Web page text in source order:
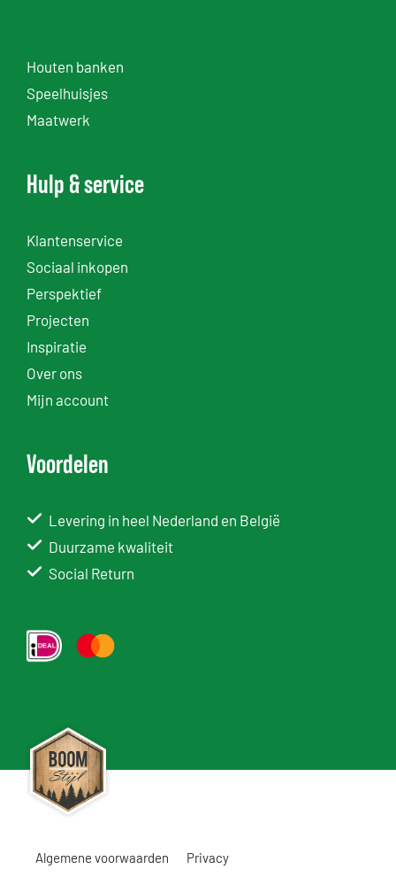
Houten banken
Speelhuisjes
Maatwerk
Hulp & service
Klantenservice
Sociaal inkopen
Perspektief
Projecten
Inspiratie
Over ons
Mijn account
Voordelen
Levering in heel Nederland en België
Duurzame kwaliteit
Social Return
Algemene voorwaarden Privacy